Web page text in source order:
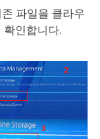
파일을 클라우
확인합니다.